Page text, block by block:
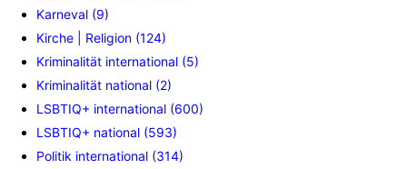
Karneval (9)
Kirche | Religion (124)
Kriminalität international (5)
Kriminalität national (2)
LSBTIQ+ international (600)
LSBTIQ+ national (593)
Politik international (314)